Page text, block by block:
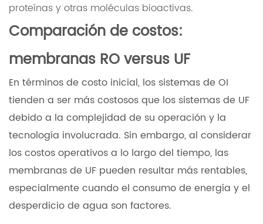
proteínas y otras moléculas bioactivas.
Comparación de costos:
membranas RO versus UF
En términos de costo inicial, los sistemas de OI
tienden a ser más costosos que los sistemas de UF
debido a la complejidad de su operación y la
tecnología involucrada. Sin embargo, al considerar
los costos operativos a lo largo del tiempo, las
membranas de UF pueden resultar más rentables,
especialmente cuando el consumo de energía y el
desperdicio de agua son factores.